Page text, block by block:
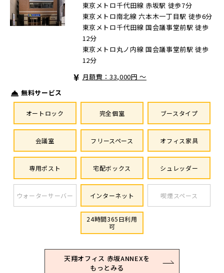
東京メトロ千代田線 赤坂駅 徒歩7分
東京メトロ南北線 六本木一丁目駅 徒歩6分
東京メトロ千代田線 国会議事堂前駅 徒歩
12分
東京メトロ丸ノ内線 国会議事堂前駅 徒歩
12分
月額費：33,000円 ～
無料サービス
オートロック 完全個室 ブースタイプ
会議室 フリースペース オフィス家具
専用ポスト 宅配ボックス シュレッダー
ウォーターサーバー インターネット 喫煙スペース
24時間365日利用
可
天翔オフィス 赤坂ANNEXを
もっとみる